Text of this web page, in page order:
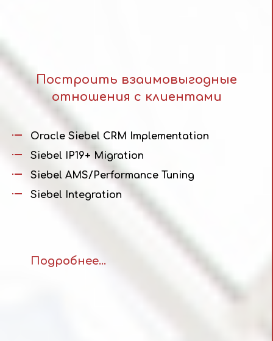
Построить взаимовыгодные
отношения с клиентами
Oracle Siebel CRM Implementation
Siebel IP19+ Migration
Siebel AMS/Performance Tuning
Siebel Integration
Подробнее...